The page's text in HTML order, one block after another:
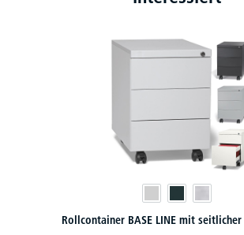
Rollcontainer BASE LINE mit